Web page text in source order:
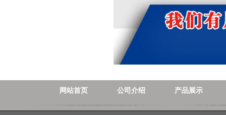
网站首页 公司介绍 产品展示